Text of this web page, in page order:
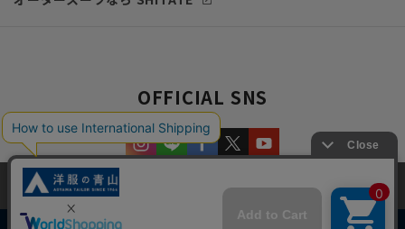
OFFICIAL SNS
当サイトでは、快適な閲覧体験とコンテンツ改善のためにCookieを使用